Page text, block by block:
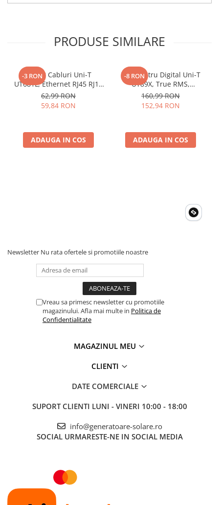
PRODUSE SIMILARE
-3 RON
Tester Cabluri Uni-T
UT681L, Ethernet RJ45 RJ11
BNC, Continuitate,
Scurtcircuit, Incrucisate
62,99 RON
59,84 RON
ADAUGA IN COS
-8 RON
Multimetru Digital Uni-T
UT89X, True RMS,
Temperatura 1000°C,
Frecventa, NCV, CAT III
160,99 RON
152,94 RON
ADAUGA IN COS
Newsletter Nu rata ofertele si promotiile noastre
Vreau sa primesc newsletter cu promotiile
magazinului. Afla mai multe in Politica de
Confidentialitate
MAGAZINUL MEU
CLIENTI
DATE COMERCIALE
SUPORT CLIENTI LUNI - VINERI 10:00 - 18:00
info@generatoare-solare.ro
SOCIAL URMARESTE-NE IN SOCIAL MEDIA